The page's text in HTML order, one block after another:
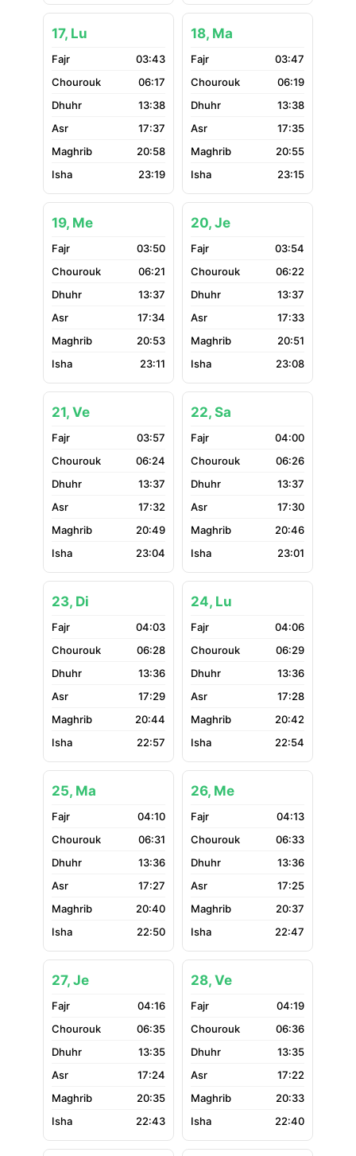
17, Lu
03:43
06:17
13:38
17:37
20:58
23:19
18, Ma
03:47
06:19
13:38
17:35
20:55
23:15
19, Me
03:50
06:21
13:37
17:34
20:53
23:11
20, Je
03:54
06:22
13:37
17:33
20:51
23:08
21, Ve
03:57
06:24
13:37
17:32
20:49
23:04
22, Sa
04:00
06:26
13:37
17:30
20:46
23:01
23, Di
04:03
06:28
13:36
17:29
20:44
22:57
24, Lu
04:06
06:29
13:36
17:28
20:42
22:54
25, Ma
04:10
06:31
13:36
17:27
20:40
22:50
26, Me
04:13
06:33
13:36
17:25
20:37
22:47
27, Je
04:16
06:35
13:35
17:24
20:35
22:43
28, Ve
04:19
06:36
13:35
17:22
20:33
22:40